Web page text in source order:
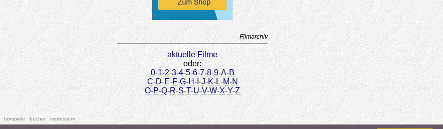
Filmarchiv
aktuelle Filme
oder:
0-1-2-3-4-5-6-7-8-9-A-B
C-D-E-F-G-H-I -J-K-L-M-N
O-P-Q-R-S-T-U-V-W-X-Y-Z
hörspiele bücher impressum